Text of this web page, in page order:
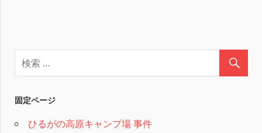
固定ページ
ひるがの高原キャンプ場 事件